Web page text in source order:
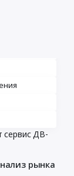
сервис ДВ-
рынка